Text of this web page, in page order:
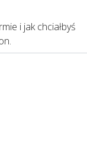
i jak chciałbyś